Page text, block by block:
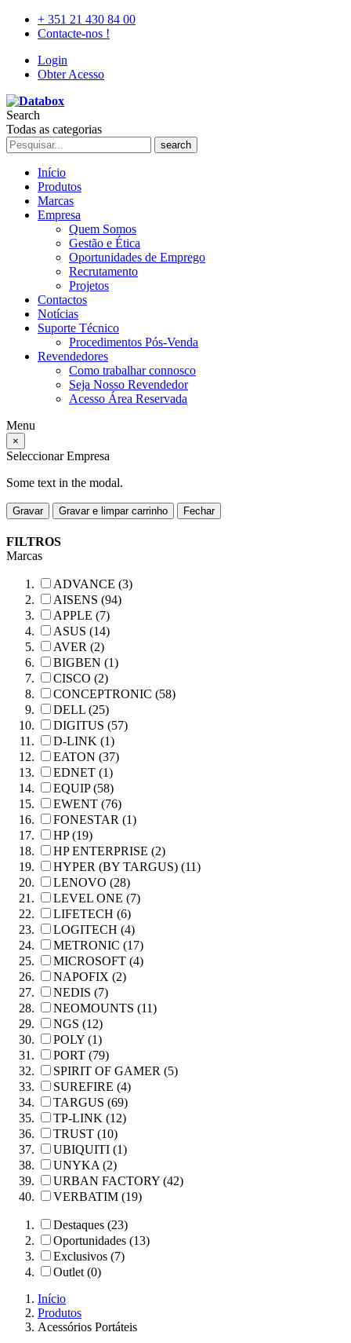
+ 351 21 430 84 00
Contacte-nos !
Login
Obter Acesso
Search
Todas as categorias
search
Início
Produtos
Marcas
Empresa
Quem Somos
Gestão e Ética
Oportunidades de Emprego
Recrutamento
Projetos
Contactos
Notícias
Suporte Técnico
Procedimentos Pós-Venda
Revendedores
Como trabalhar connosco
Seja Nosso Revendedor
Acesso Área Reservada
Menu
×
Seleccionar Empresa
Some text in the modal.
Gravar Gravar e limpar carrinho Fechar
FILTROS
Marcas
ADVANCE (3)
AISENS (94)
APPLE (7)
ASUS (14)
AVER (2)
BIGBEN (1)
CISCO (2)
CONCEPTRONIC (58)
DELL (25)
DIGITUS (57)
D-LINK (1)
EATON (37)
EDNET (1)
EQUIP (58)
EWENT (76)
FONESTAR (1)
HP (19)
HP ENTERPRISE (2)
HYPER (BY TARGUS) (11)
LENOVO (28)
LEVEL ONE (7)
LIFETECH (6)
LOGITECH (4)
METRONIC (17)
MICROSOFT (4)
NAPOFIX (2)
NEDIS (7)
NEOMOUNTS (11)
NGS (12)
POLY (1)
PORT (79)
SPIRIT OF GAMER (5)
SUREFIRE (4)
TARGUS (69)
TP-LINK (12)
TRUST (10)
UBIQUITI (1)
UNYKA (2)
URBAN FACTORY (42)
VERBATIM (19)
Destaques (23)
Oportunidades (13)
Exclusivos (7)
Outlet (0)
Início
Produtos
Acessórios Portáteis